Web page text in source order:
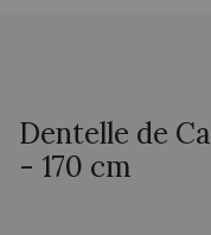
Dentelle de
- 170 cm